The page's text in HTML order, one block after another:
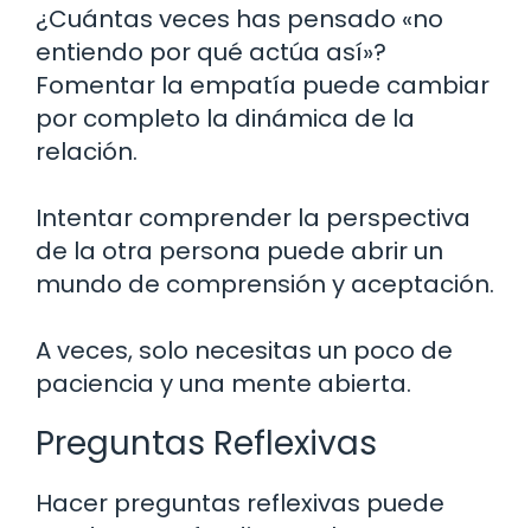
¿Cuántas veces has pensado «no
entiendo por qué actúa así»?
Fomentar la empatía puede cambiar
por completo la dinámica de la
relación.
Intentar comprender la perspectiva
de la otra persona puede abrir un
mundo de comprensión y aceptación.
A veces, solo necesitas un poco de
paciencia y una mente abierta.
Preguntas Reflexivas
Hacer preguntas reflexivas puede